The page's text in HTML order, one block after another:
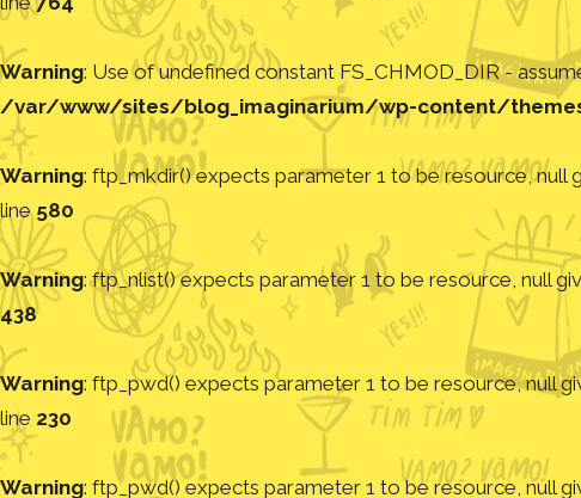
Warning: Use of undefined constant FS_CHMOD_DIR -
/var/www/sites/blog_imaginarium/wp-content/
Warning: ftp_mkdir() expects parameter 1 to be resource, null
line580
Warning: ftp_nlist() expects parameter 1 to be resource, null
438
Warning: ftp_pwd() expects parameter 1 to be resource, null
line 230
Warning: ftp_pwd() expects parameter 1 to be resource, null